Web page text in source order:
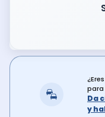
para
Da
y